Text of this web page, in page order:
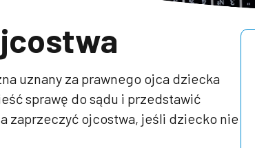
uznany za prawnego ojca dziecka
sprawę do sądu i przedstawić
zaprzeczyć ojcostwa, jeśli dziecko nie